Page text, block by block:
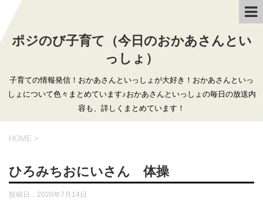
ポジのび子育て（今日のおかあさんとい
っしょ）
子育ての情報発信！おかあさんといっしょが大好き！おかあさんといっ
しょについて色々まとめています♪おかあさんといっしょの毎日の放送内
容も、詳しくまとめています！
HOME >
ひろみちおにいさん 体操
投稿日： 2020年7月14日